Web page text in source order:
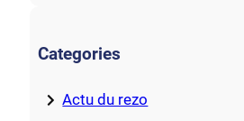
Categories
Actu du rezo